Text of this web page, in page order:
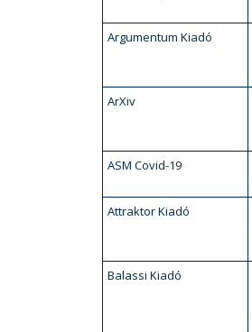
Argumentum Kiadó
ArXiv
ASM Covid-19
Attraktor Kiadó
Balassi Kiadó